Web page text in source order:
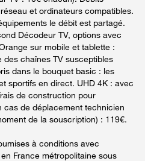
et ordinateurs compatibles.
le débit est partagé.
Décodeur TV, options avec
sur mobile et tablette :
chaînes TV susceptibles
dans le bouquet basic : les
sportifs en direct. UHD 4K : avec
de construction pour
cas de déplacement technicien
de la souscription) : 119€.
à conditions avec
France métropolitaine sous